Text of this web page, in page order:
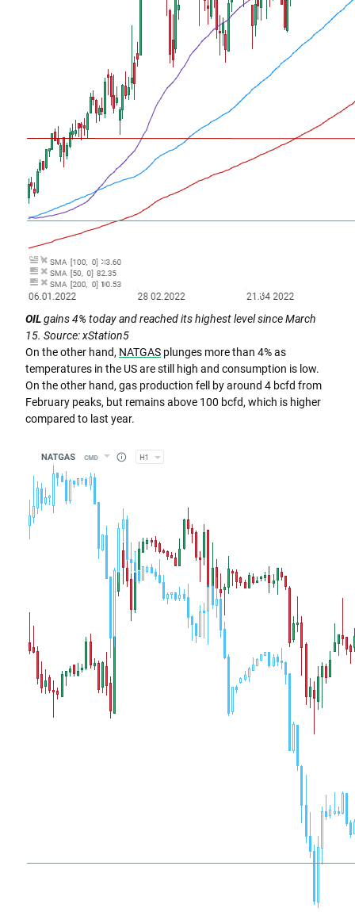
OILgains 4% today and reached its highest level since March
15. Source: xStation5
On the other hand, NATGAS plunges more than 4% as
temperatures in the US are still high and consumption is low.
On the other hand, gas production fell by around 4 bcfd from
February peaks, but remains above 100 bcfd, which is higher
compared to last year.